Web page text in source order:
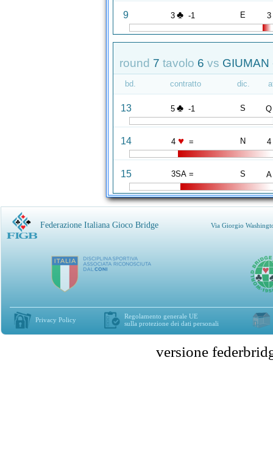
9 3 ♣ -1 E 3
round 7 tavolo 6 vs GIUMAN
bd. contratto dic.
13 5 ♣ -1 S Q
14 4 ♥ = N 4
15 3SA = S A
Federazione Italiana Gioco Bridge Via Giorgio
Privacy Policy
Regolamento generale UE
sulla protezione dei dati personali
versione